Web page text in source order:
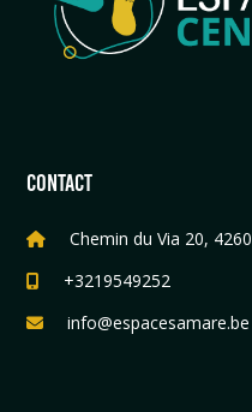
CONTACT
Chemin du Via 20,
+3219549252
info@espacesamare.be